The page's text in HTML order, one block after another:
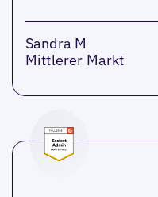
Sandra M
Mittlerer Markt